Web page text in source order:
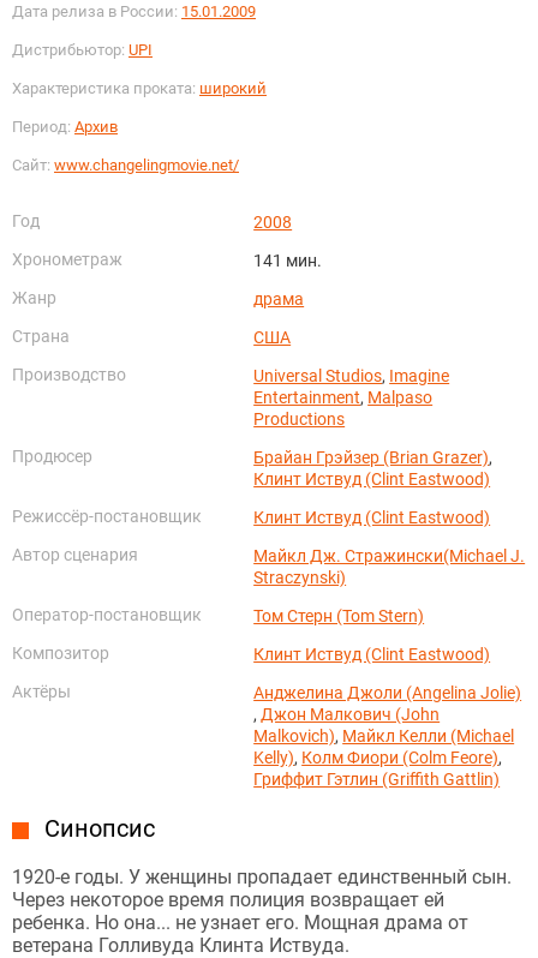
Дата релиза в России: 15.01.2009
Дистрибьютор: UPI
Характеристика проката: широкий
Период: Архив
Сайт: www.changelingmovie.net/
Год
2008
Хронометраж
141 мин.
Жанр
драма
Страна
США
Производство
Universal Studios, Imagine
Entertainment, Malpaso
Productions
Продюсер
Брайан Грэйзер (Brian Grazer),
Клинт Иствуд (Clint Eastwood)
Режиссёр-постановщик
Клинт Иствуд (Clint Eastwood)
Автор сценария
Майкл Дж. Стражински(Michael J.
Straczynski)
Оператор-постановщик
Том Стерн (Tom Stern)
Композитор
Клинт Иствуд (Clint Eastwood)
Актёры
Анджелина Джоли (Angelina Jolie)
, Джон Малкович (John
Malkovich), Майкл Келли (Michael
Kelly), Колм Фиори (Colm Feore),
Гриффит Гэтлин (Griffith Gattlin)
Синопсис
1920-е годы. У женщины пропадает единственный сын.
Через некоторое время полиция возвращает ей
ребенка. Но она... не узнает его. Мощная драма от
ветерана Голливуда Клинта Иствуда.